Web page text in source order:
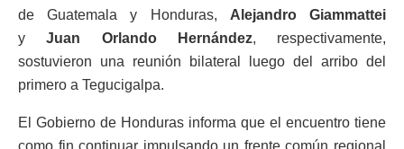
de Guatemala y Honduras, Alejandro Giammattei
yJuan Orlando Hernández, respectivamente,
sostuvieron una reunión bilateral luego del arribo del
primero a Tegucigalpa.
El Gobierno de Honduras informa que el encuentro tiene
como fin continuar impulsando un frente común regional